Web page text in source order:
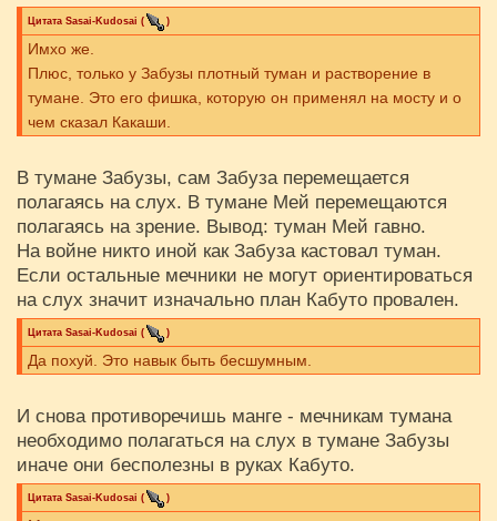
Цитата Sasai-Kudosai ( )
Имхо же.
Плюс, только у Забузы плотный туман и растворение в
тумане. Это его фишка, которую он применял на мосту и о
чем сказал Какаши.
В тумане Забузы, сам Забуза перемещается
полагаясь на слух. В тумане Мей перемещаются
полагаясь на зрение. Вывод: туман Мей гавно.
На войне никто иной как Забуза кастовал туман.
Если остальные мечники не могут ориентироваться
на слух значит изначально план Кабуто провален.
Цитата Sasai-Kudosai ( )
Да похуй. Это навык быть бесшумным.
И снова противоречишь манге - мечникам тумана
необходимо полагаться на слух в тумане Забузы
иначе они бесполезны в руках Кабуто.
Цитата Sasai-Kudosai ( )